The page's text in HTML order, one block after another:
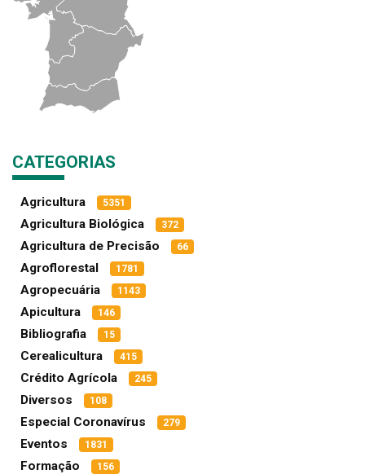
CATEGORIAS
Agricultura 5351
Agricultura Biológica 372
Agricultura de Precisão 66
Agroflorestal 1781
Agropecuária 1143
Apicultura 146
Bibliografia 15
Cerealicultura 415
Crédito Agrícola 245
Diversos 108
Especial Coronavírus 279
Eventos 1831
Formação 156